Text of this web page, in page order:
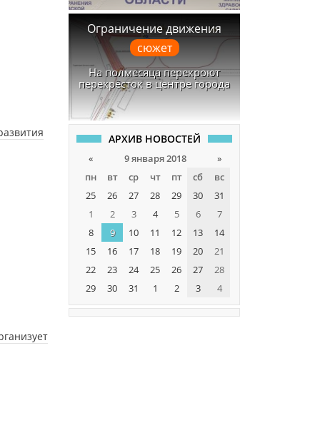
Ограничение движения
сюжет
На полмесяца перекроют
перекрёсток в центре города
АРХИВ НОВОСТЕЙ
« 9 января 2018
»
пн
вт ср чт пт сб
вс
25
26 27 28 29 30
31
1
2 3 4 5 6
7
8
9 10 11 12 13
14
15
16 17 18 19 20
21
22
23 24 25 26 27
28
29
30 31 1 2 3 4